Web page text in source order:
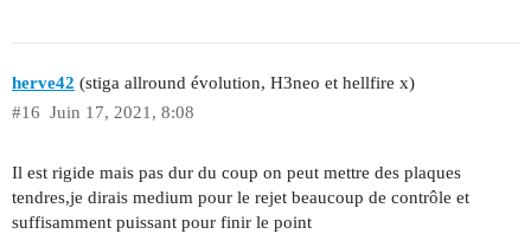
herve42 (stiga allround évolution, H3neo et hellfire x)
Juin 17, 2021, 8:08
#16
Il est rigide mais pas dur du coup on peut mettre des plaques
tendres,je dirais medium pour le rejet beaucoup de contrôle et
suffisamment puissant pour finir le point